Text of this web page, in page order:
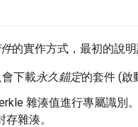
的實作方式，最初的說
會下載永久錨定的套件 (啟
雜湊值進行專屬識別
存雜湊。